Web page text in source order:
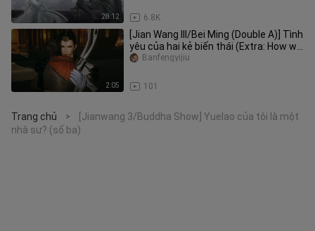
28:12 6.8K
2:05
[Jian Wang III/Bei Ming (Double A)] Tình
yêu của hai kẻ biến thái (Extra: How we
met)
101
Banfengyijiu
Trang chủ >
[Jianwang 3/Buddha Show] Yuelao của tôi là một
nhà sư? (số ba)